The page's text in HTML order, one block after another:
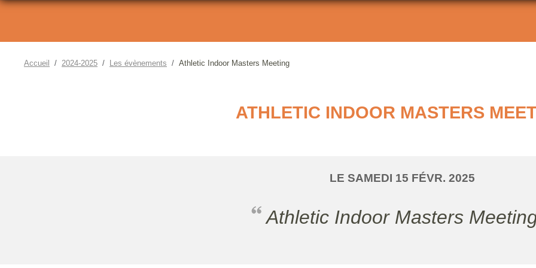
Accueil 2024-2025 Les évènements Athletic Indoor Masters Meeting
ATHLETIC INDOOR MASTERS
LE SAMEDI 15 FÉVR. 2025
Athletic Indoor Masters